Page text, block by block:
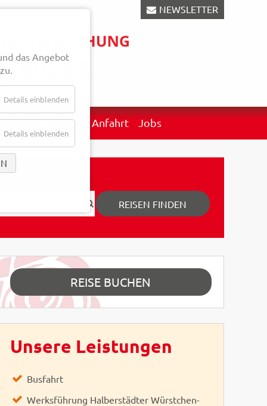
NEWSLETTER
Aktuelles Anfahrt Jobs
REISEN FINDEN
REISE BUCHEN
Unsere Leistungen
Busfahrt
Werksführung Halberstädter Würstchen-
das Angebot
Details einblenden
Details einblenden